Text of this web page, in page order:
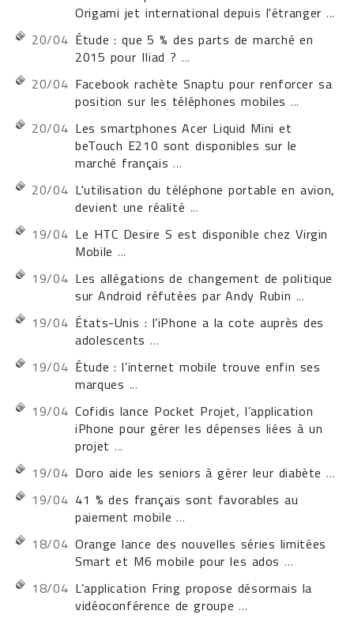
Origami jet international depuis l'étranger ...
20/04 Étude : que 5 % des parts de marché en
2015 pour IIiad ? ...
20/04 Facebook rachète Snaptu pour renforcer sa
position sur les téléphones mobiles ...
20/04 Les smartphones Acer Liquid Mini et
beTouch E210 sont disponibles sur le
marché français ...
20/04 L'utilisation du téléphone portable en avion,
devient une réalité ...
19/04 Le HTC Desire S est disponible chez Virgin
Mobile ...
19/04 Les allégations de changement de politique
sur Android réfutées par Andy Rubin ...
19/04 États-Unis : l’iPhone a la cote auprès des
adolescents ...
19/04 Étude : l’internet mobile trouve enfin ses
marques ...
19/04 Cofidis lance Pocket Projet, l’application
iPhone pour gérer les dépenses liées à un
projet ...
19/04 Doro aide les seniors à gérer leur diabète...
19/04 41 % des français sont favorables au
paiement mobile ...
18/04 Orange lance des nouvelles séries limitées
Smart et M6 mobile pour les ados ...
18/04 L’application Fring propose désormais la
vidéoconférence de groupe ...